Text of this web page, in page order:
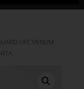
UFC VENUM